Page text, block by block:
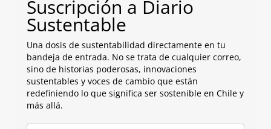
Suscripción a Diario
Sustentable
Una dosis de sustentabilidad directamente en tu
bandeja de entrada. No se trata de cualquier correo,
sino de historias poderosas, innovaciones
sustentables y voces de cambio que están
redefiniendo lo que significa ser sostenible en Chile y
más allá.